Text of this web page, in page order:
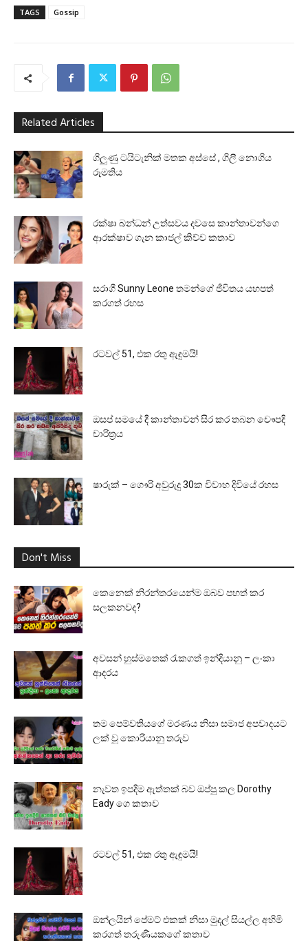
TAGS Gossip
Related Articles
ගිලුණු ටයිටැනික් මතක අස්සේ , ගිලී නොගිය
රූමතිය
රක්ෂා බන්ධන් උත්සවය දවසෙ කාන්තාවන්ගෙ
ආරක්ෂාව ගැන කාජල් කිව්ව කතාව
සරාගී Sunny Leone තමන්ගේ ජීවිතය යහපත්
කරගත් රහස
රටවල් 51, එක රතු ඇඳුමයි!
ඔසප් සමයේ දී කාන්තාවන් සිර කර තබන චෞපදි
චාරිත්‍රය
ෂාරුක් – ගෞරි අවුරුදු 30ක විවාහ දිවියේ රහස
Don't Miss
කෙනෙක් නිරන්තරයෙන්ම ඔබව පහත් කර
සලකනවද?
අවසන් හුස්මතෙක් රැකගත් ඉන්දියානු – ලංකා
ආදරය
තම පෙම්වතියගේ මරණය නිසා සමාජ අපවාදයට
ලක් වූ කොරියානු තරුව
නැවත ඉපදීම ඇත්තක් බව ඔප්පු කල Dorothy
Eady ගෙ කතාව
රටවල් 51, එක රතු ඇඳුමයි!
ඔන්ලයින් පේමට් එකක් නිසා මුදල් සියල්ල අහිමි
කරගත් තරුණියකගේ කතාව